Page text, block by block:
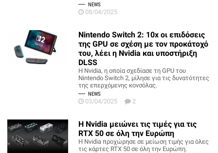
NEWS
08/04/2025
Nintendo Switch 2: 10x οι επιδόσεις
της GPU σε σχέση με τoν προκάτοχό
του, λέει η Nvidia και υποστήριξη
DLSS
Η Nvidia, η οποία σχεδίασε τη GPU του
Nintendo Switch 2, μίλησε για τις δυνατότητες
της επερχόμενης κονσόλας.
NEWS
03/04/2025 2
Η Nvidia μειώνει τις τιμές για τις
RTX 50 σε όλη την Ευρώπη
Η Nvidia προχώρησε σε μείωση τιμής για όλες
τις κάρτες RTX 50 σε όλη την Ευρώπη.